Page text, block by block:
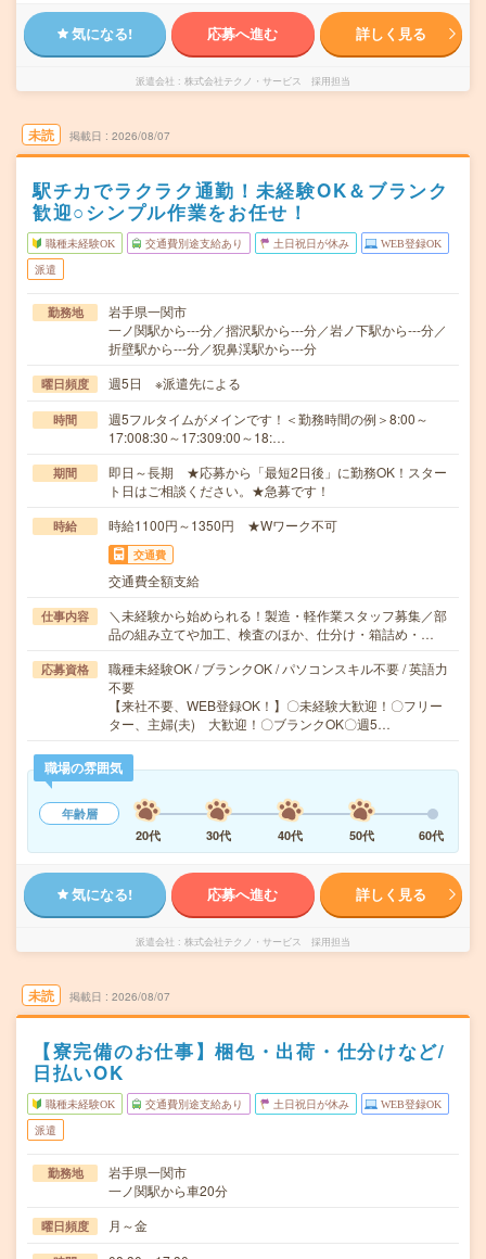
気になる! 応募へ進む 詳しく見る
派遣会社 株式会社テクノ・サービス 採用担当
未読 掲載日 2026/08/07
駅チカでラクラク通勤！未経験OK＆ブランク
歓迎○シンプル作業をお任せ！
職種未経験OK 交通費別途支給あり 土日祝日が休み WEB登録OK
派遣
勤務地
岩手県一関市
一ノ関駅から---分／摺沢駅から---分／岩ノ下駅から---分／
折壁駅から---分／猊鼻渓駅から---分
曜日頻度 週5日 ※派遣先による
時間
週5フルタイムがメインです！＜勤務時間の例＞8:00～
17:008:30～17:309:00～18:…
期間
即日～長期 ★応募から「最短2日後」に勤務OK！スター
ト日はご相談ください。★急募です！
時給 時給1100円～1350円 ★Wワーク不可
交通費
交通費全額支給
仕事内容
＼未経験から始められる！製造・軽作業スタッフ募集／部
品の組み立てや加工、検査のほか、仕分け・箱詰め・…
応募資格
職種未経験OK / ブランクOK / パソコンスキル不要 / 英語力
不要
【来社不要、WEB登録OK！】〇未経験大歓迎！〇フリー
ター、主婦(夫) 大歓迎！〇ブランクOK〇週5…
職場の雰囲気
年齢層
20代
30代 40代 50代 60代
気になる! 応募へ進む 詳しく見る
派遣会社 株式会社テクノ・サービス 採用担当
未読 掲載日 2026/08/07
【寮完備のお仕事】梱包・出荷・仕分けなど/
日払いOK
職種未経験OK 交通費別途支給あり 土日祝日が休み WEB登録OK
派遣
勤務地
岩手県一関市
一ノ関駅から車20分
曜日頻度 月～金